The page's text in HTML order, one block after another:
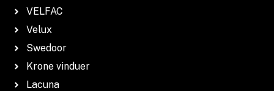
VELFAC
Velux
Swedoor
Krone vinduer
Lacuna